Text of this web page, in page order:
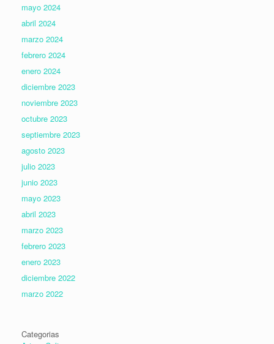
mayo 2024
abril 2024
marzo 2024
febrero 2024
enero 2024
diciembre 2023
noviembre 2023
octubre 2023
septiembre 2023
agosto 2023
julio 2023
junio 2023
mayo 2023
abril 2023
marzo 2023
febrero 2023
enero 2023
diciembre 2022
marzo 2022
Categorias